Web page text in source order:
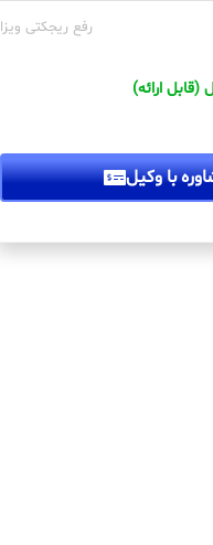
رفع ریجکتی ویزا
ارائه)
با وکیل